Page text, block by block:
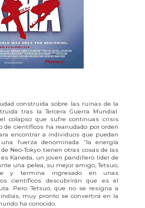
construida sobre las ruinas de la
tras la Tercera Guerra Mundial.
colapso que sufre continuas crisis
de científicos ha reanudado por orden
encontrar a individuos que puedan
fuerza denominada “la energía
Neo-Tokyo tienen otras cosas de las
Kaneda, un joven pandillero líder de
una pelea, su mejor amigo, Tetsuo,
y termina ingresado en unas
científicos descubrirán que es el
Pero Tetsuo, que no se resigna a
muy pronto se convertirá en la
ha conocido.